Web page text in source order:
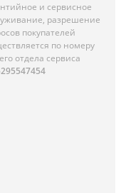
и сервисное
разрешение
покупателей
по номеру
отдела сервиса